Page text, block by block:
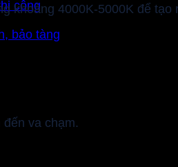
công
bảo tàng
khoảng 4000K-5000K để
va chạm.